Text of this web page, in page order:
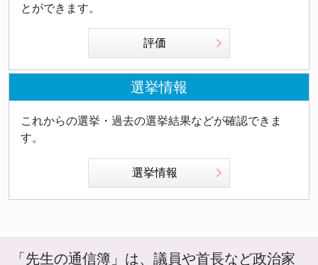
とができます。
評価
選挙情報
これからの選挙・過去の選挙結果などが確認できま
す。
選挙情報
「先生の通信簿」は、議員や首長など政治家